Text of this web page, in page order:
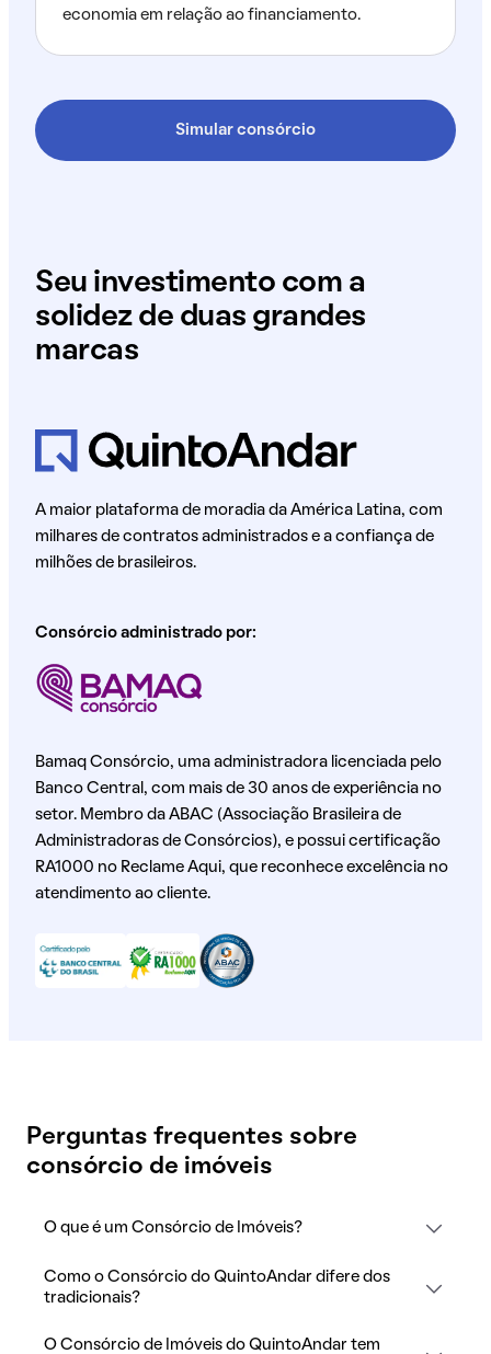
economia em relação ao financiamento.
Simular consórcio
Seu investimento com a
solidez de duas grandes
marcas
A maior plataforma de moradia da América Latina, com
milhares de contratos administrados e a confiança de
milhões de brasileiros.
Consórcio administrado por:
Bamaq Consórcio, uma administradora licenciada pelo
Banco Central, com mais de 30 anos de experiência no
setor. Membro da ABAC (Associação Brasileira de
Administradoras de Consórcios), e possui certificação
RA1000 no Reclame Aqui, que reconhece excelência no
atendimento ao cliente.
Perguntas frequentes sobre
consórcio de imóveis
O que é um Consórcio de Imóveis?
Como o Consórcio do QuintoAndar difere dos
tradicionais?
O Consórcio de Imóveis do QuintoAndar tem